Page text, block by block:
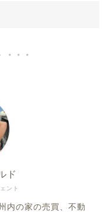
ント
ド
内の家の売買、不動